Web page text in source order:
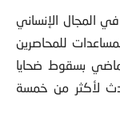
المجال الإنساني
للمحاصرين
بسقوط ضحايا
لأكثر من خمسة